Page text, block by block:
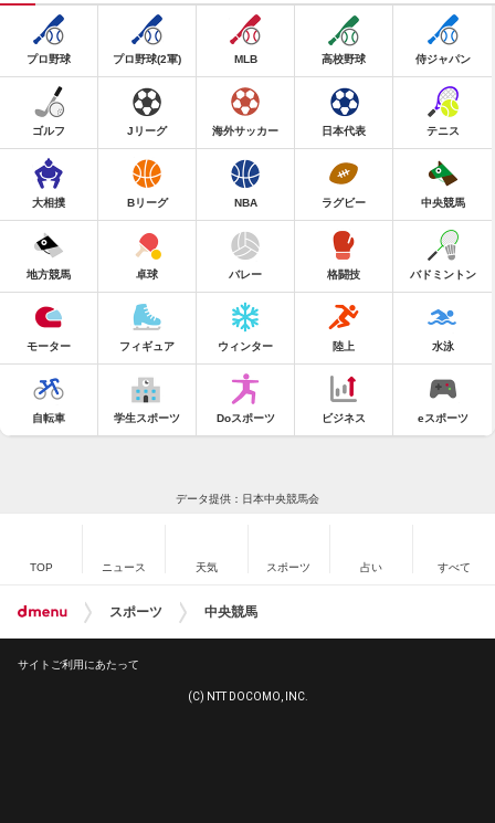
プロ野球 プロ野球(2軍) MLB 高校野球 侍ジャパン
ゴルフ Jリーグ 海外サッカー 日本代表 テニス
大相撲 Bリーグ NBA ラグビー 中央競馬
地方競馬 卓球 バレー 格闘技 バドミントン
モーター フィギュア ウィンター 陸上 水泳
自転車 学生スポーツ Doスポーツ ビジネス eスポーツ
データ提供：日本中央競馬会
TOP ニュース 天気 スポーツ 占い すべて
スポーツ 中央競馬
サイトご利用にあたって
(C) NTT DOCOMO, INC.